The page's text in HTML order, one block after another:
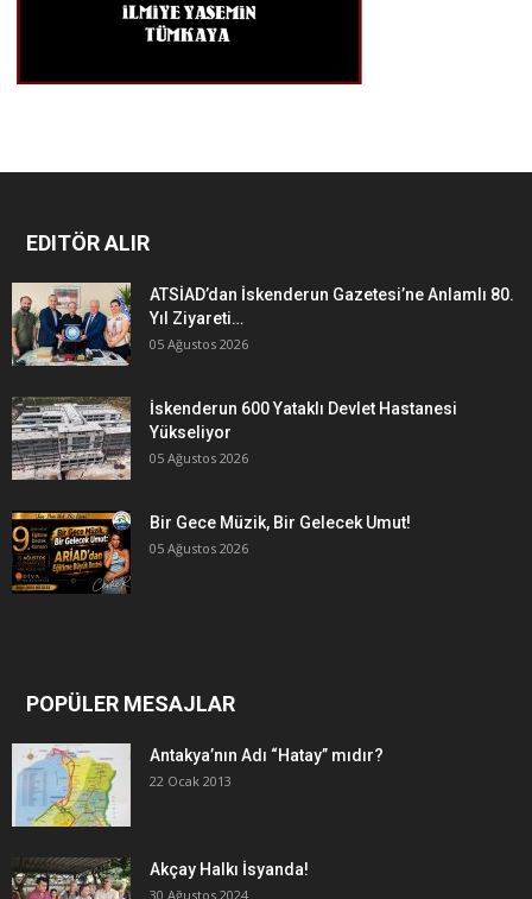
EDITÖR ALIR
ATSİAD’dan İskenderun Gazetesi’ne Anlamlı 80.
Yıl Ziyareti…
05 Ağustos 2026
İskenderun 600 Yataklı Devlet Hastanesi
Yükseliyor
05 Ağustos 2026
Bir Gece Müzik, Bir Gelecek Umut!
05 Ağustos 2026
POPÜLER MESAJLAR
Antakya’nın Adı “Hatay” mıdır?
22 Ocak 2013
Akçay Halkı İsyanda!
30 Ağustos 2024